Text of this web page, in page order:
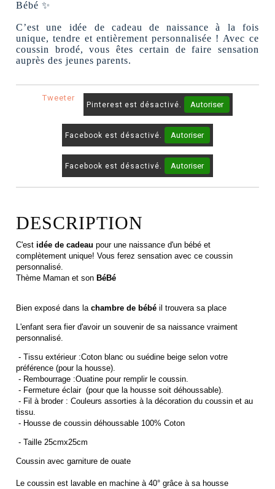
Bébé ✨
C’est une idée de cadeau de naissance à la fois
unique, tendre et entièrement personnalisée ! Avec ce
coussin brodé, vous êtes certain de faire sensation
auprès des jeunes parents.
Tweeter
Pinterest est désactivé. Autoriser
Facebook est désactivé. Autoriser
Facebook est désactivé. Autoriser
DESCRIPTION
C'estidée de cadeau pour une naissance d'un bébé et
complètement unique! Vous ferez sensation avec ce coussin
personnalisé.
Thème Maman et son BéBé
Bien exposé dans lachambre de bébé il trouvera sa place
L'enfant sera fier d'avoir un souvenir de sa naissance vraiment
personnalisé.
- Tissu extérieur :Coton blanc ou suédine beige selon votre
préférence (pour la housse).
- Rembourrage :Ouatine pour remplir le coussin.
- Fermeture éclair (pour que la housse soit déhoussable).
- Fil à broder : Couleurs assorties à la décoration du coussin et au
tissu.
- Housse de coussin déhoussable 100% Coton
- Taille 25cmx25cm
Coussin avec garniture de ouate
Le coussin est lavable en machine à 40° grâce à sa housse